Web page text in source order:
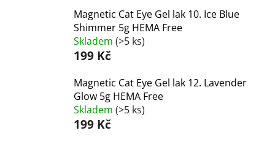
Magnetic Cat Eye Gel lak 10. Ice Blue
Shimmer 5g HEMA Free
Skladem (>5 ks)
199 Kč
Magnetic Cat Eye Gel lak 12. Lavender
Glow 5g HEMA Free
Skladem (>5 ks)
199 Kč